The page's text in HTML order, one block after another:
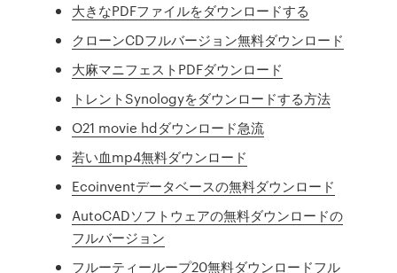
大きなPDFファイルをダウンロードする
クローンCDフルバージョン無料ダウンロード
大麻マニフェストPDFダウンロード
トレントSynologyをダウンロードする方法
O21 movie hdダウンロード急流
若い血mp4無料ダウンロード
Ecoinventデータベースの無料ダウンロード
AutoCADソフトウェアの無料ダウンロードの
フルバージョン
フルーティーループ20無料ダウンロードフル